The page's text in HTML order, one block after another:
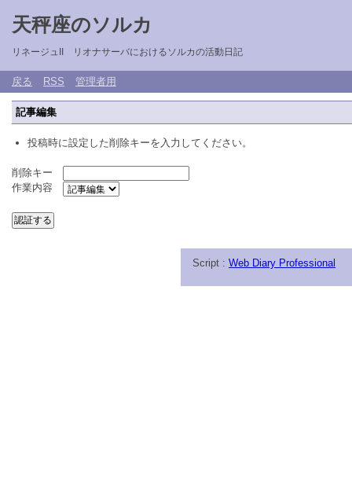
天秤座のソルカ
リネージュII リオナサーバにおけるソルカの活動日記
戻る RSS 管理者用
記事編集
投稿時に設定した削除キーを入力してください。
削除キー
作業内容
Script : Web Diary Professional